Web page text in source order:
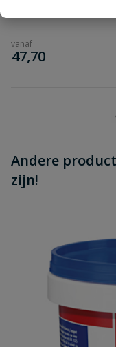
vanaf
€
47,70
Andere
zijn!